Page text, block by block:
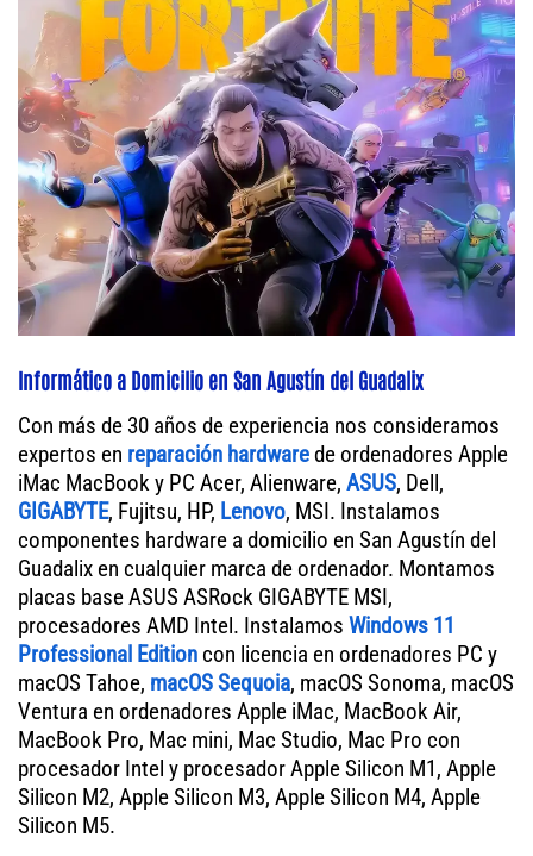
Informático a Domicilio en San Agustín del Guadalix
Con más de 30 años de experiencia nos consideramos
expertos en reparación hardwarede ordenadores Apple
iMac MacBook y PC Acer, Alienware, ASUS, Dell,
GIGABYTE, Fujitsu, HP, Lenovo, MSI. Instalamos
componentes hardware a domicilio en San Agustín del
Guadalix en cualquier marca de ordenador. Montamos
placas base ASUS ASRock GIGABYTE MSI,
procesadores AMD Intel. Instalamos Windows 11
Professional Edition con licencia en ordenadores PC y
macOS Tahoe, macOS Sequoia, macOS Sonoma, macOS
Ventura en ordenadores Apple iMac, MacBook Air,
MacBook Pro, Mac mini, Mac Studio, Mac Pro con
procesador Intel y procesador Apple Silicon M1, Apple
Silicon M2, Apple Silicon M3, Apple Silicon M4, Apple
Silicon M5.